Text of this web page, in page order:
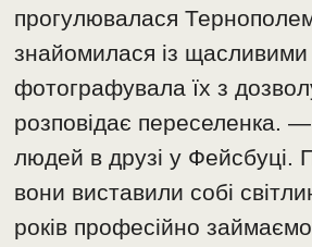
прогулювалася
знайомилася із
фотографувала їх з
розповідає переселенка.
людей в друзі у Фейсбуці.
вони виставили собі
років професійно